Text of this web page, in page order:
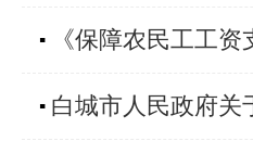
▪ 《保障农民工工资
▪ 白城市人民政府关